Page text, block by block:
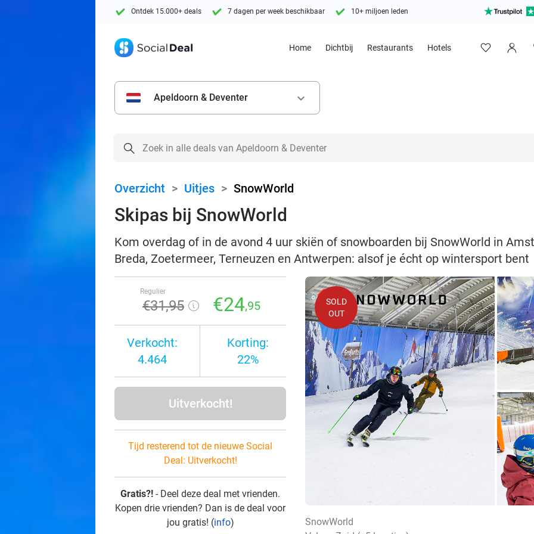
Ontdek 15.000+ deals 7 dagen per week beschikbaar 10+ miljoen leden
Home Dichtbij Restaurants Hotels
Apeldoorn & Deventer keyboard_arrow_down
Overzicht > Uitjes > SnowWorld
Skipas bij SnowWorld
Kom overdag of in de avond 4 uur skiën of snowboarden bij SnowWorld in
Breda, Zoetermeer, Terneuzen en Antwerpen: alsof je écht op wintersport bent
Regulier
€31,95 €24,95
Verkocht:
4.464
Korting:
22%
Uitverkocht!
Tijd resterend tot de nieuwe Social
Deal: Uitverkocht!
Gratis?! - Deel deze deal met vrienden.
Kopen drie vrienden? Dan is de deal voor
jou gratis! (info)
SOLD
OUT
SnowWorld